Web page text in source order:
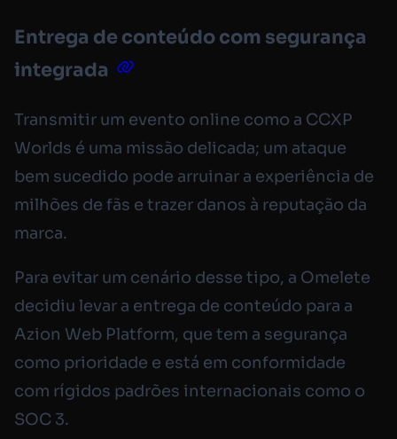
Entrega de conteúdo com segurança
integrada
Transmitir um evento online como a CCXP
Worlds é uma missão delicada; um ataque
bem sucedido pode arruinar a experiência de
milhões de fãs e trazer danos à reputação da
marca.
Para evitar um cenário desse tipo, a Omelete
decidiu levar a entrega de conteúdo para a
Azion Web Platform, que tem a segurança
como prioridade e está em conformidade
com rígidos padrões internacionais como o
SOC 3.